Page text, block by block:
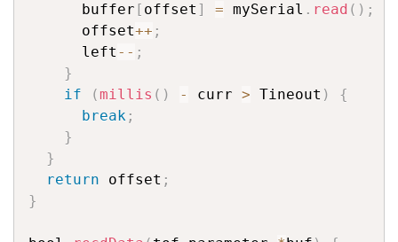
      buffer
[ offset ] = mySerial . read ( ) ;
      offset
++ ;
      left
-- ;
}
if
(millis ( ) - curr > Tineout )
{
break ;
}
}
return offset ;
}